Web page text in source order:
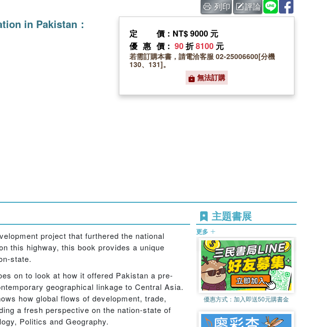
列印 評論
in Pakistan：
定價 ：NT$ 9000 元
優惠價 ： 90折8100 元
若需訂購本書，請電洽客服 02-25006600[分機
130、131]。
無法訂購
project that furthered the national
this highway, this book provides a unique
state.
on to look at how it offered Pakistan a pre-
geographical linkage to Central Asia.
how global flows of development, trade,
a fresh perspective on the nation-state of
Politics and Geography.
主題書展
更多
優惠方式： 加入即送50元購書金